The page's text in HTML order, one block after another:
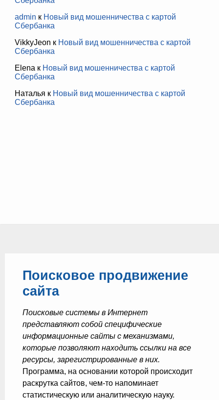
admin к Новый вид мошенничества с картой
Сбербанка
VikkyJeon к Новый вид мошенничества с картой
Сбербанка
Elena к Новый вид мошенничества с картой
Сбербанка
Наталья к Новый вид мошенничества с картой
Сбербанка
Поисковое продвижение
сайта
Поисковые системы в Интернет
представляют собой специфические
информационные сайты с механизмами,
которые позволяют находить ссылки на все
ресурсы, зарегистрированные в них.
Программа, на основании которой происходит
раскрутка сайтов, чем-то напоминает
статистическую или аналитическую науку.